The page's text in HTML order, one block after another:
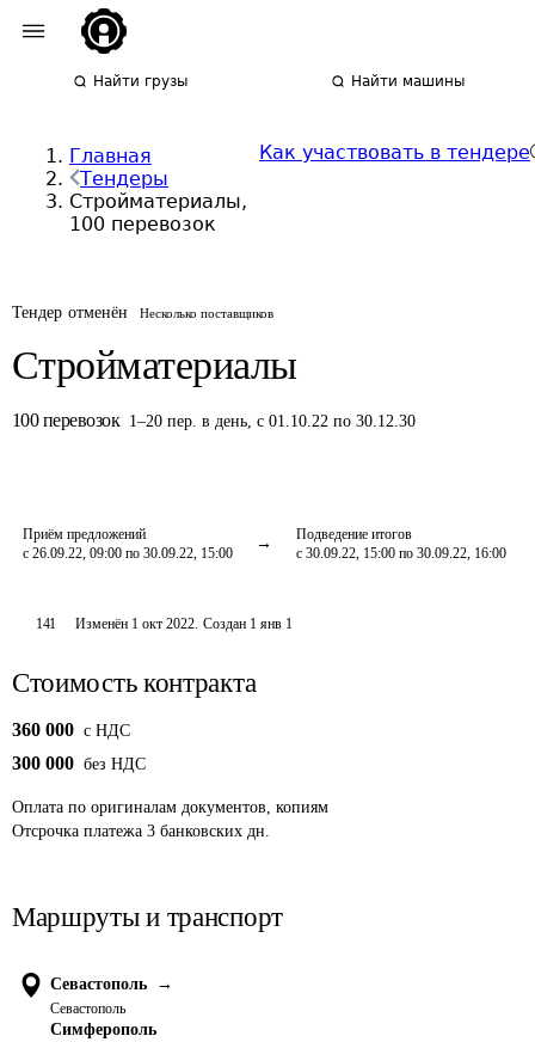
Найти грузы Найти машины
Главная
Тендеры
Стройматериалы,
100 перевозок
Как участвовать в тендере
Тендер отменён Несколько поставщиков
Стройматериалы
100 перевозок 1–20 пер. в день,с 01.10.22 по 30.12.30
Приём предложений
с 26.09.22, 09:00 по 30.09.22, 15:00
Подведение итогов
с 30.09.22, 15:00 по 30.09.22, 16:00
141 Изменён 1 окт 2022. Создан 1 янв 1
Стоимость контракта
360 000 c НДС
300 000 без НДС
Оплата по оригиналам документов, копиям
Отсрочка платежа 3 банковских дн.
Маршруты и транспорт
Севастополь →
Севастополь
Симферополь